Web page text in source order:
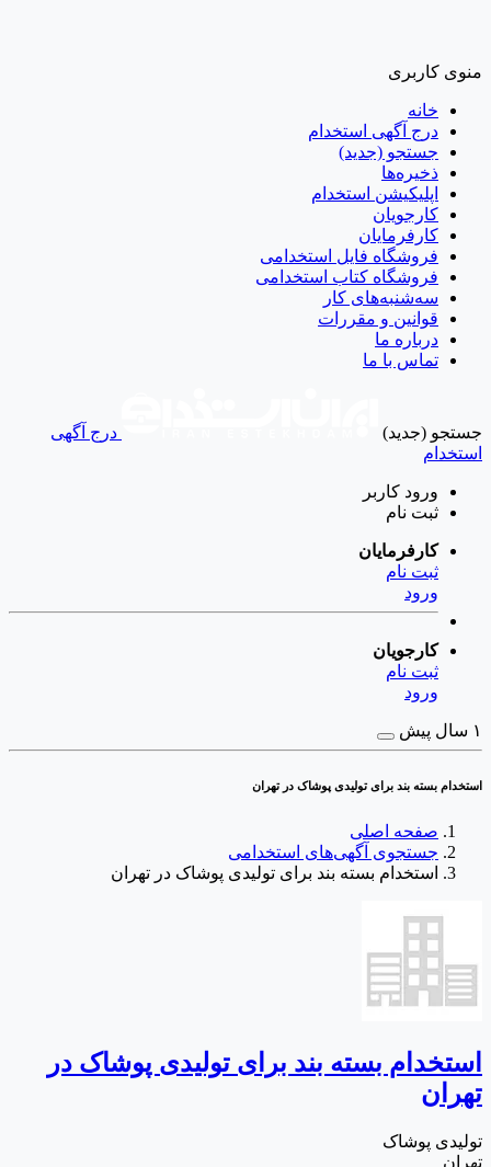
منوی کاربری
خانه
درج آگهی استخدام
جستجو (جدید)
ذخیره‌ها
اپلیکیشن استخدام
کارجویان
کارفرمایان
فروشگاه فایل استخدامی
فروشگاه کتاب استخدامی
سه‌شنبه‌های کار
قوانین و مقررات
درباره ما
تماس با ما
جستجو (جدید)
درج آگهی
استخدام
ورود کاربر
ثبت نام
کارفرمایان
ثبت نام
ورود
کارجویان
ثبت نام
ورود
۱ سال پیش
استخدام بسته بند برای تولیدی پوشاک در تهران
صفحه اصلی
جستجوی آگهی‌های استخدامی
استخدام بسته بند برای تولیدی پوشاک در تهران
استخدام بسته بند برای تولیدی پوشاک در
تهران
تولیدی پوشاک
تهران